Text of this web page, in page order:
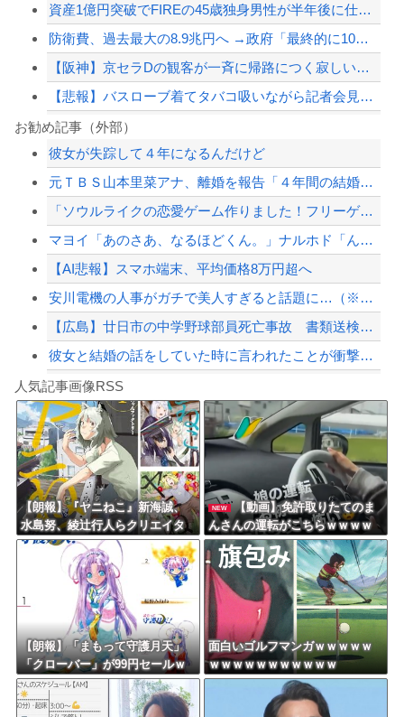
資産1億円突破でFIREの45歳独身男性が半年後に仕事復帰を決意した「1通の通知...
防衛費、過去最大の8.9兆円へ →政府「最終的に10兆円規模になる可能性」
【阪神】京セラDの観客が一斉に帰路につく寂しい光景 ８回代打立石正広が満塁で見逃...
【悲報】バスローブ着てタバコ吸いながら記者会見する奴ｗｗｗ
中日ドラゴンズ覚醒ｗｗｗｗｗｗｗｗｗｗｗｗ
中国のビーチ。ゴミだらけ
PTA会長「PTA参加拒否した親へ最終警告。こうなってもいい？」
X、収益化が9/7に終わるwwwwwwwwwwwww
【配信者】「金バエ」のSNS更新が1週間途絶え、様々な憶測が飛び交う。1週間ぶり...
Powered by livedoor 相互RSS
お勧め記事（外部）
彼女が失踪して４年になるんだけど
元ＴＢＳ山本里菜アナ、離婚を報告「４年間の結婚生活は宝物」・・・ヤフコメ民「宝...
「ソウルライクの恋愛ゲーム作りました！フリーゲームです」→女の子と会話して「弱攻...
マヨイ「あのさあ、なるほどくん。」ナルホド「ん？どうしたの。」
【AI悲報】スマホ端末、平均価格8万円超へ
安川電機の人事がガチで美人すぎると話題に…（※画像あり）
【広島】廿日市の中学野球部員死亡事故 書類送検の医師、別人のCT画像で診察した疑...
彼女と結婚の話をしていた時に言われたことが衝撃だった
【疑問】葬式←まぁわかる 四十九日←いらねぇだろ
【動画】タイのティパンコーン王子が日本人女性とデートか？
8/4のニュース
日本旅行キャンセルすべきか…1万年ぶり史上最大級の火山の兆し＝韓国の反応
更新中止のお知らせ
海外「おめでとうタキ！」リヴァプール南野がバースデーゴール！！
Powered by livedoor 相互RSS
人気記事画像RSS
【朗報】『ヤニねこ』新海誠、
水島努、綾辻行人らクリエイタ
ーが絶賛ｗｗｗｗｗｗｗｗｗ
NEW
【動画】免許取りたてのま
んさんの運転がこちらｗｗｗｗ
ｗｗｗｗｗｗｗｗ
【朗報】「まもって守護月天」
「クローバー」が99円セールｗ
ｗｗｗｗｗｗｗｗｗｗｗ
面白いゴルフマンガｗｗｗｗｗ
ｗｗｗｗｗｗｗｗｗｗｗ